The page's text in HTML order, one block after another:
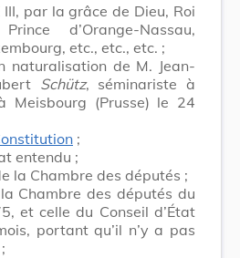
III, par la grâce de Dieu, Roi
d’Orange-Nassau,
etc., etc., etc. ;
naturalisation de M. Jean-
Schütz, séminariste à
Meisbourg (Prusse) le 24
;
entendu ;
la Chambre des députés ;
Chambre des députés du
et celle du Conseil d’État
portant qu’il n’y a pas